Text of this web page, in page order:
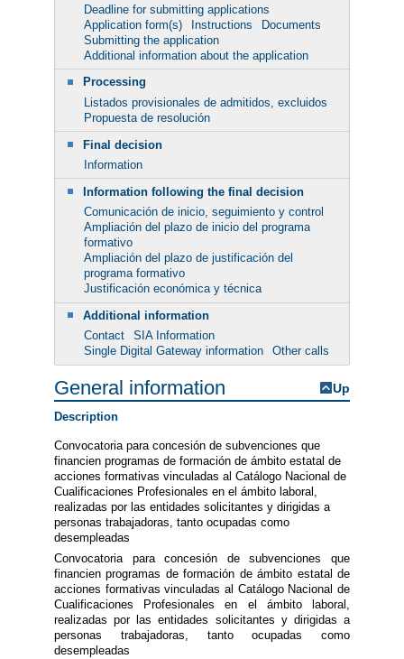
Deadline for submitting applications
Application form(s)
Instructions
Documents
Submitting the application
Additional information about the application
Processing
Listados provisionales de admitidos, excluidos
Propuesta de resolución
Final decision
Information
Information following the final decision
Comunicación de inicio, seguimiento y control
Ampliación del plazo de inicio del programa
formativo
Ampliación del plazo de justificación del
programa formativo
Justificación económica y técnica
Additional information
Contact
SIA Information
Single Digital Gateway information
Other calls
General information Up
Description
Convocatoria para concesión de subvenciones que
financien programas de formación de ámbito estatal de
acciones formativas vinculadas al Catálogo Nacional de
Cualificaciones Profesionales en el ámbito laboral,
realizadas por las entidades solicitantes y dirigidas a
personas trabajadoras, tanto ocupadas como
desempleadas
Convocatoria para concesión de subvenciones que
financien programas de formación de ámbito estatal de
acciones formativas vinculadas al Catálogo Nacional de
Cualificaciones Profesionales en el ámbito laboral,
realizadas por las entidades solicitantes y dirigidas a
personas trabajadoras, tanto ocupadas como
desempleadas